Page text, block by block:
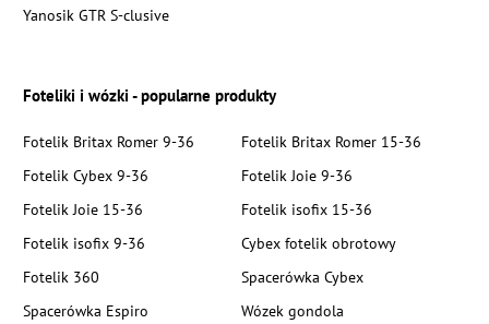
Yanosik GTR S-clusive
Foteliki i wózki - popularne produkty
Fotelik Britax Romer 9-36
Fotelik Britax Romer 15-36
Fotelik Cybex 9-36
Fotelik Joie 9-36
Fotelik Joie 15-36
Fotelik isofix 15-36
Fotelik isofix 9-36
Cybex fotelik obrotowy
Fotelik 360
Spacerówka Cybex
Spacerówka Espiro
Wózek gondola